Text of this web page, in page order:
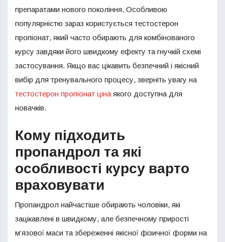
препаратами нового покоління. Особливою
популярністю зараз користується тестостерон
пропіонат, який часто обирають для комбінованого
курсу завдяки його швидкому ефекту та гнучкій схемі
застосування. Якщо вас цікавить безпечний і якісний
вибір для тренувального процесу, зверніть увагу на
тестостерон пропіонат ціна якого доступна для
новачків.
Кому підходить
пропандрол та які
особливості курсу варто
враховувати
Пропандрол найчастіше обирають чоловіки, які
зацікавлені в швидкому, але безпечному прирості
м’язової маси та збереженні якісної фізичної форми на